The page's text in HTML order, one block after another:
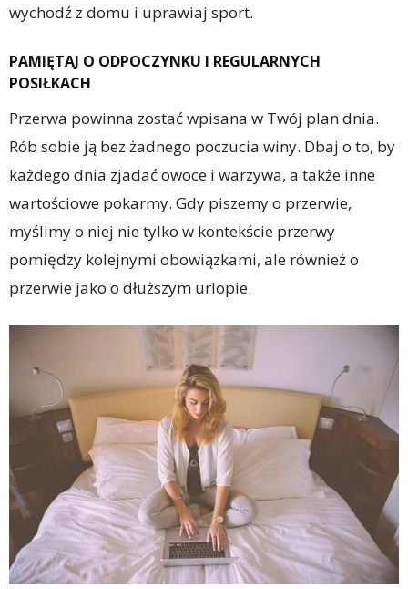
wychodź z domu i uprawiaj sport.
PAMIĘTAJ O ODPOCZYNKU I REGULARNYCH
POSIŁKACH
Przerwa powinna zostać wpisana w Twój plan dnia.
Rób sobie ją bez żadnego poczucia winy. Dbaj o to, by
każdego dnia zjadać owoce i warzywa, a także inne
wartościowe pokarmy. Gdy piszemy o przerwie,
myślimy o niej nie tylko w kontekście przerwy
pomiędzy kolejnymi obowiązkami, ale również o
przerwie jako o dłuższym urlopie.